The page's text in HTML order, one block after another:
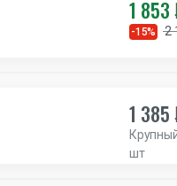
1 853
-15% 2
1
шт